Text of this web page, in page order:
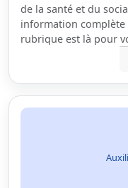
de la santé et du
information complète
rubrique est là pour